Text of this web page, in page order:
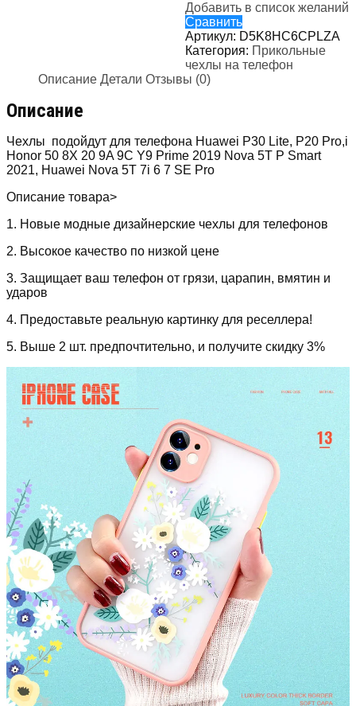
Добавить в список желаний
Сравнить
Артикул: D5K8HC6CPLZA
Категория: Прикольные
чехлы на телефон
Описание Детали Отзывы (0)
Описание
Чехлы подойдут для телефона Huawei P30 Lite, P20 Pro,i
Honor 50 8X 20 9A 9C Y9 Prime 2019 Nova 5T P Smart
2021, Huawei Nova 5T 7i 6 7 SE Pro
Описание товара>
1. Новые модные дизайнерские чехлы для телефонов
2. Высокое качество по низкой цене
3. Защищает ваш телефон от грязи, царапин, вмятин и
ударов
4. Предоставьте реальную картинку для реселлера!
5. Выше 2 шт. предпочтительно, и получите скидку 3%